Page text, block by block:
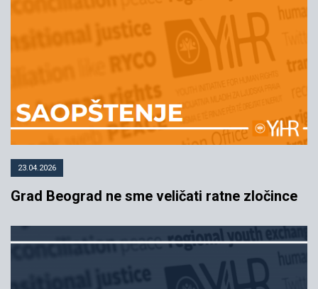
23.04.2026
Grad Beograd ne sme veličati ratne zločince